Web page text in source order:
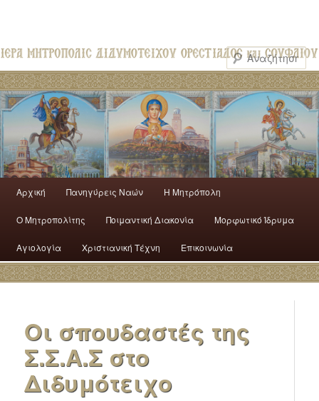
Αρχική Πανηγύρεις Ναών H Mητρόπολη
Ο Mητροπολίτης Ποιμαντική Διακονία Μορφωτικό Ίδρυμα
Αγιολογία Χριστιανική Τέχνη Επικοινωνία
Οι σπουδαστές της
Σ.Σ.Α.Σ στο
Διδυμότειχο